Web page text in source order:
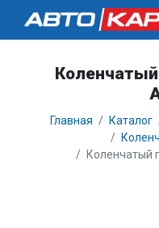
Главная Каталог
Коленчатый